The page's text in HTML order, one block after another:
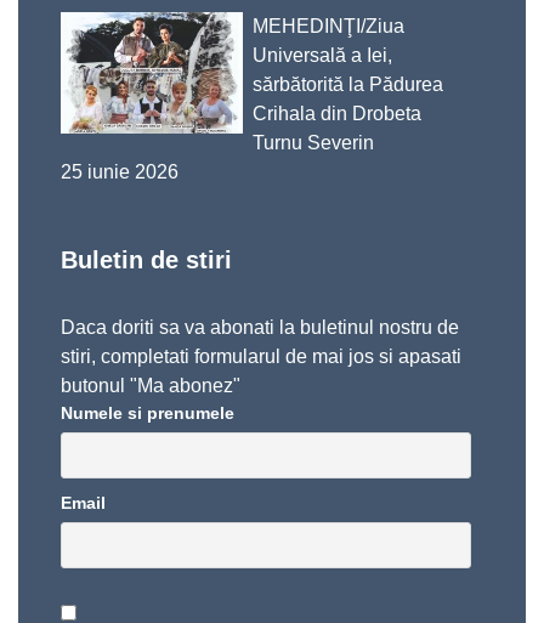
MEHEDINŢI/Ziua
Universală a Iei,
sărbătorită la Pădurea
Crihala din Drobeta
Turnu Severin
25 iunie 2026
Buletin de stiri
Daca doriti sa va abonati la buletinul nostru de
stiri, completati formularul de mai jos si apasati
butonul "Ma abonez"
Numele si prenumele
Email